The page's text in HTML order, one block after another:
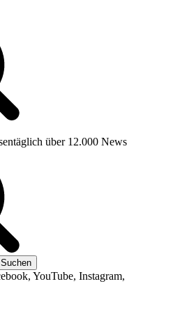
über 12.000 News
YouTube, Instagram,